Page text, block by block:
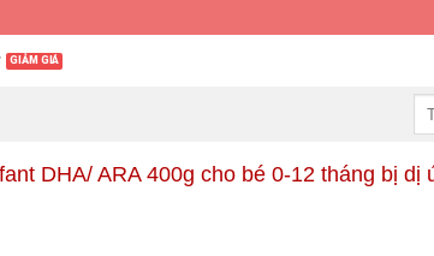
DHA/ ARA 400g cho bé 0-12 tháng bị